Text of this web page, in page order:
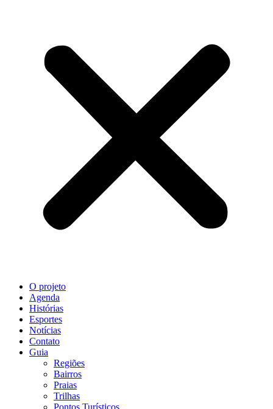
O projeto
Agenda
Histórias
Esportes
Notícias
Contato
Guia
Regiões
Bairros
Praias
Trilhas
Pontos Turísticos